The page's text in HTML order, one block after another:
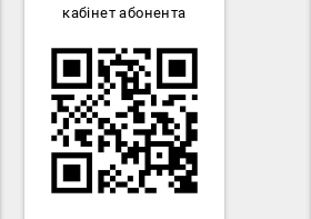
кабінет абонента